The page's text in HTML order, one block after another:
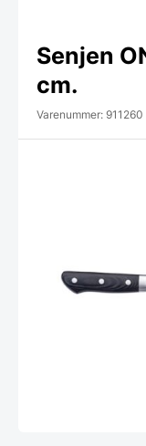
Senjen
cm.
Varenummer: 911260